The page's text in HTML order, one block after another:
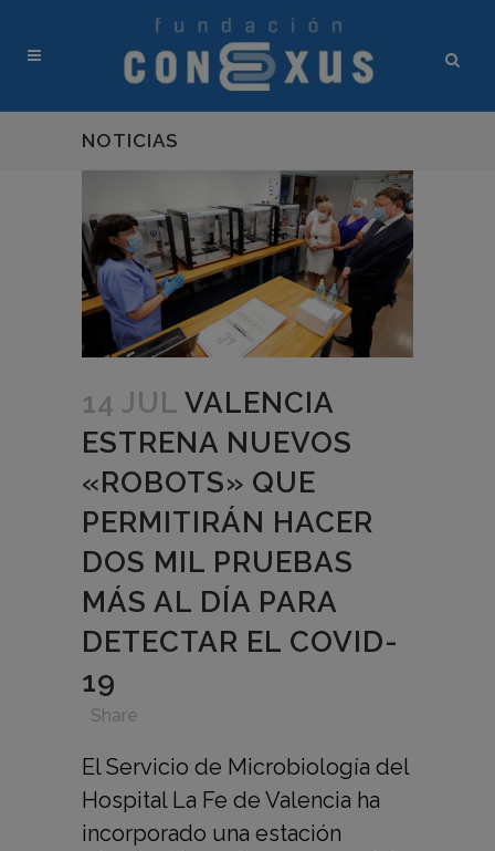
NOTICIAS
14 JUL VALENCIA
ESTRENA NUEVOS
«ROBOTS» QUE
PERMITIRÁN HACER
DOS MIL PRUEBAS
MÁS AL DÍA PARA
DETECTAR EL COVID-
19
Share
El Servicio de Microbiología del
Hospital La Fe de Valencia ha
incorporado una estación